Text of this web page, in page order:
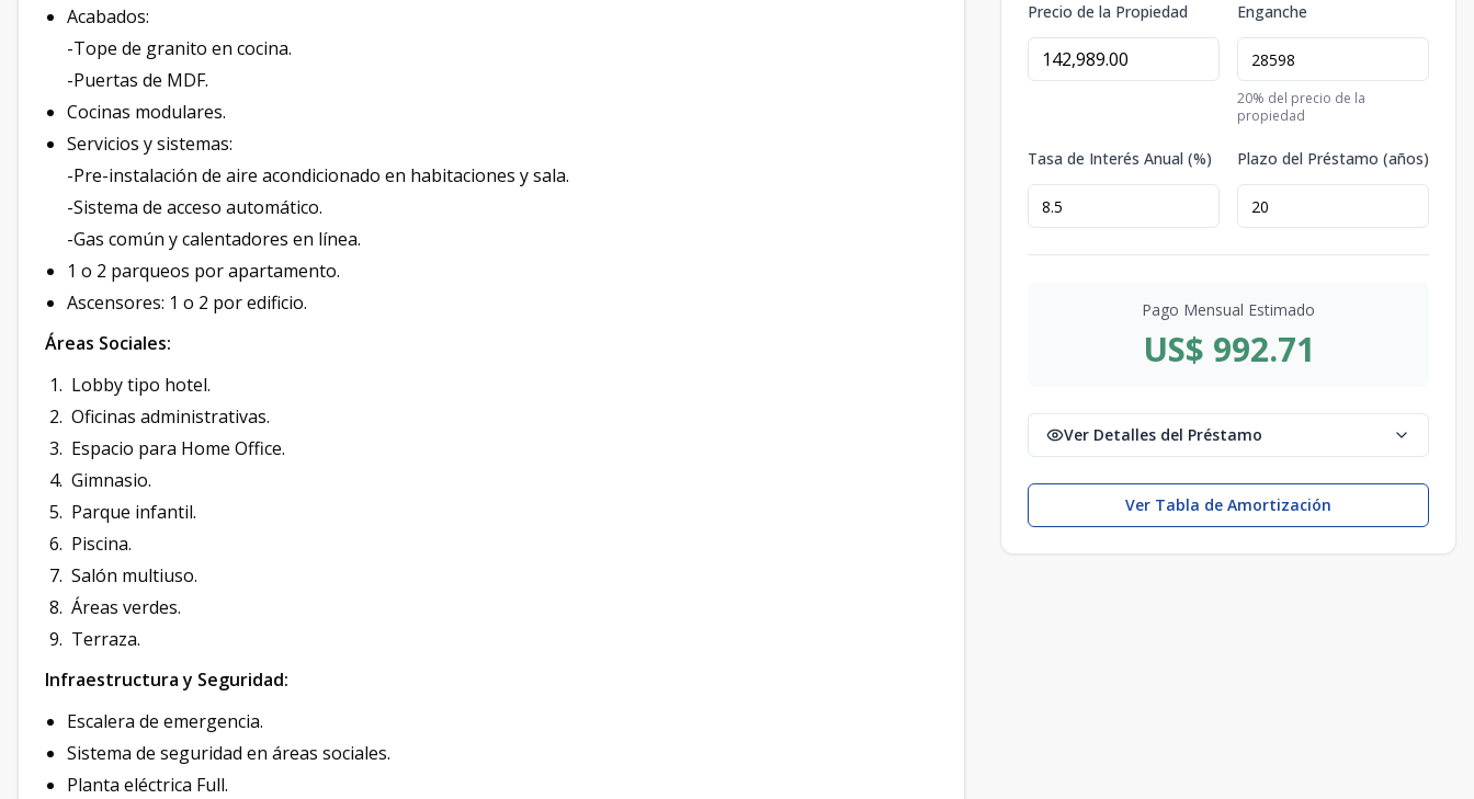
Acabados:
-Tope de granito en cocina.
-Puertas de MDF.
Cocinas modulares.
Servicios y sistemas:
-Pre-instalación de aire acondicionado en habitaciones y sala.
-Sistema de acceso automático.
-Gas común y calentadores en línea.
1 o 2 parqueos por apartamento.
Ascensores: 1 o 2 por edificio.
Áreas Sociales:
Lobby tipo hotel.
Oficinas administrativas.
Espacio para Home Office.
Gimnasio.
Parque infantil.
Piscina.
Salón multiuso.
Áreas verdes.
Terraza.
Infraestructura y Seguridad:
Escalera de emergencia.
Sistema de seguridad en áreas sociales.
Planta eléctrica Full.
Precio de la Propiedad Enganche
20% del precio de la
propiedad
Tasa de Interés Anual (%) Plazo del Préstamo (años)
Pago Mensual Estimado
US$ 992.71
Ver Detalles del Préstamo
Ver Tabla de Amortización